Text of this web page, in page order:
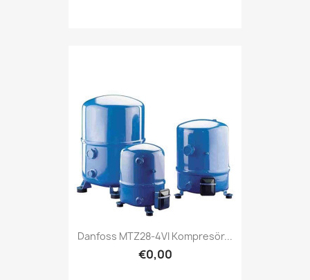
Danfoss MTZ28-4VI Kompresör...
€0,00